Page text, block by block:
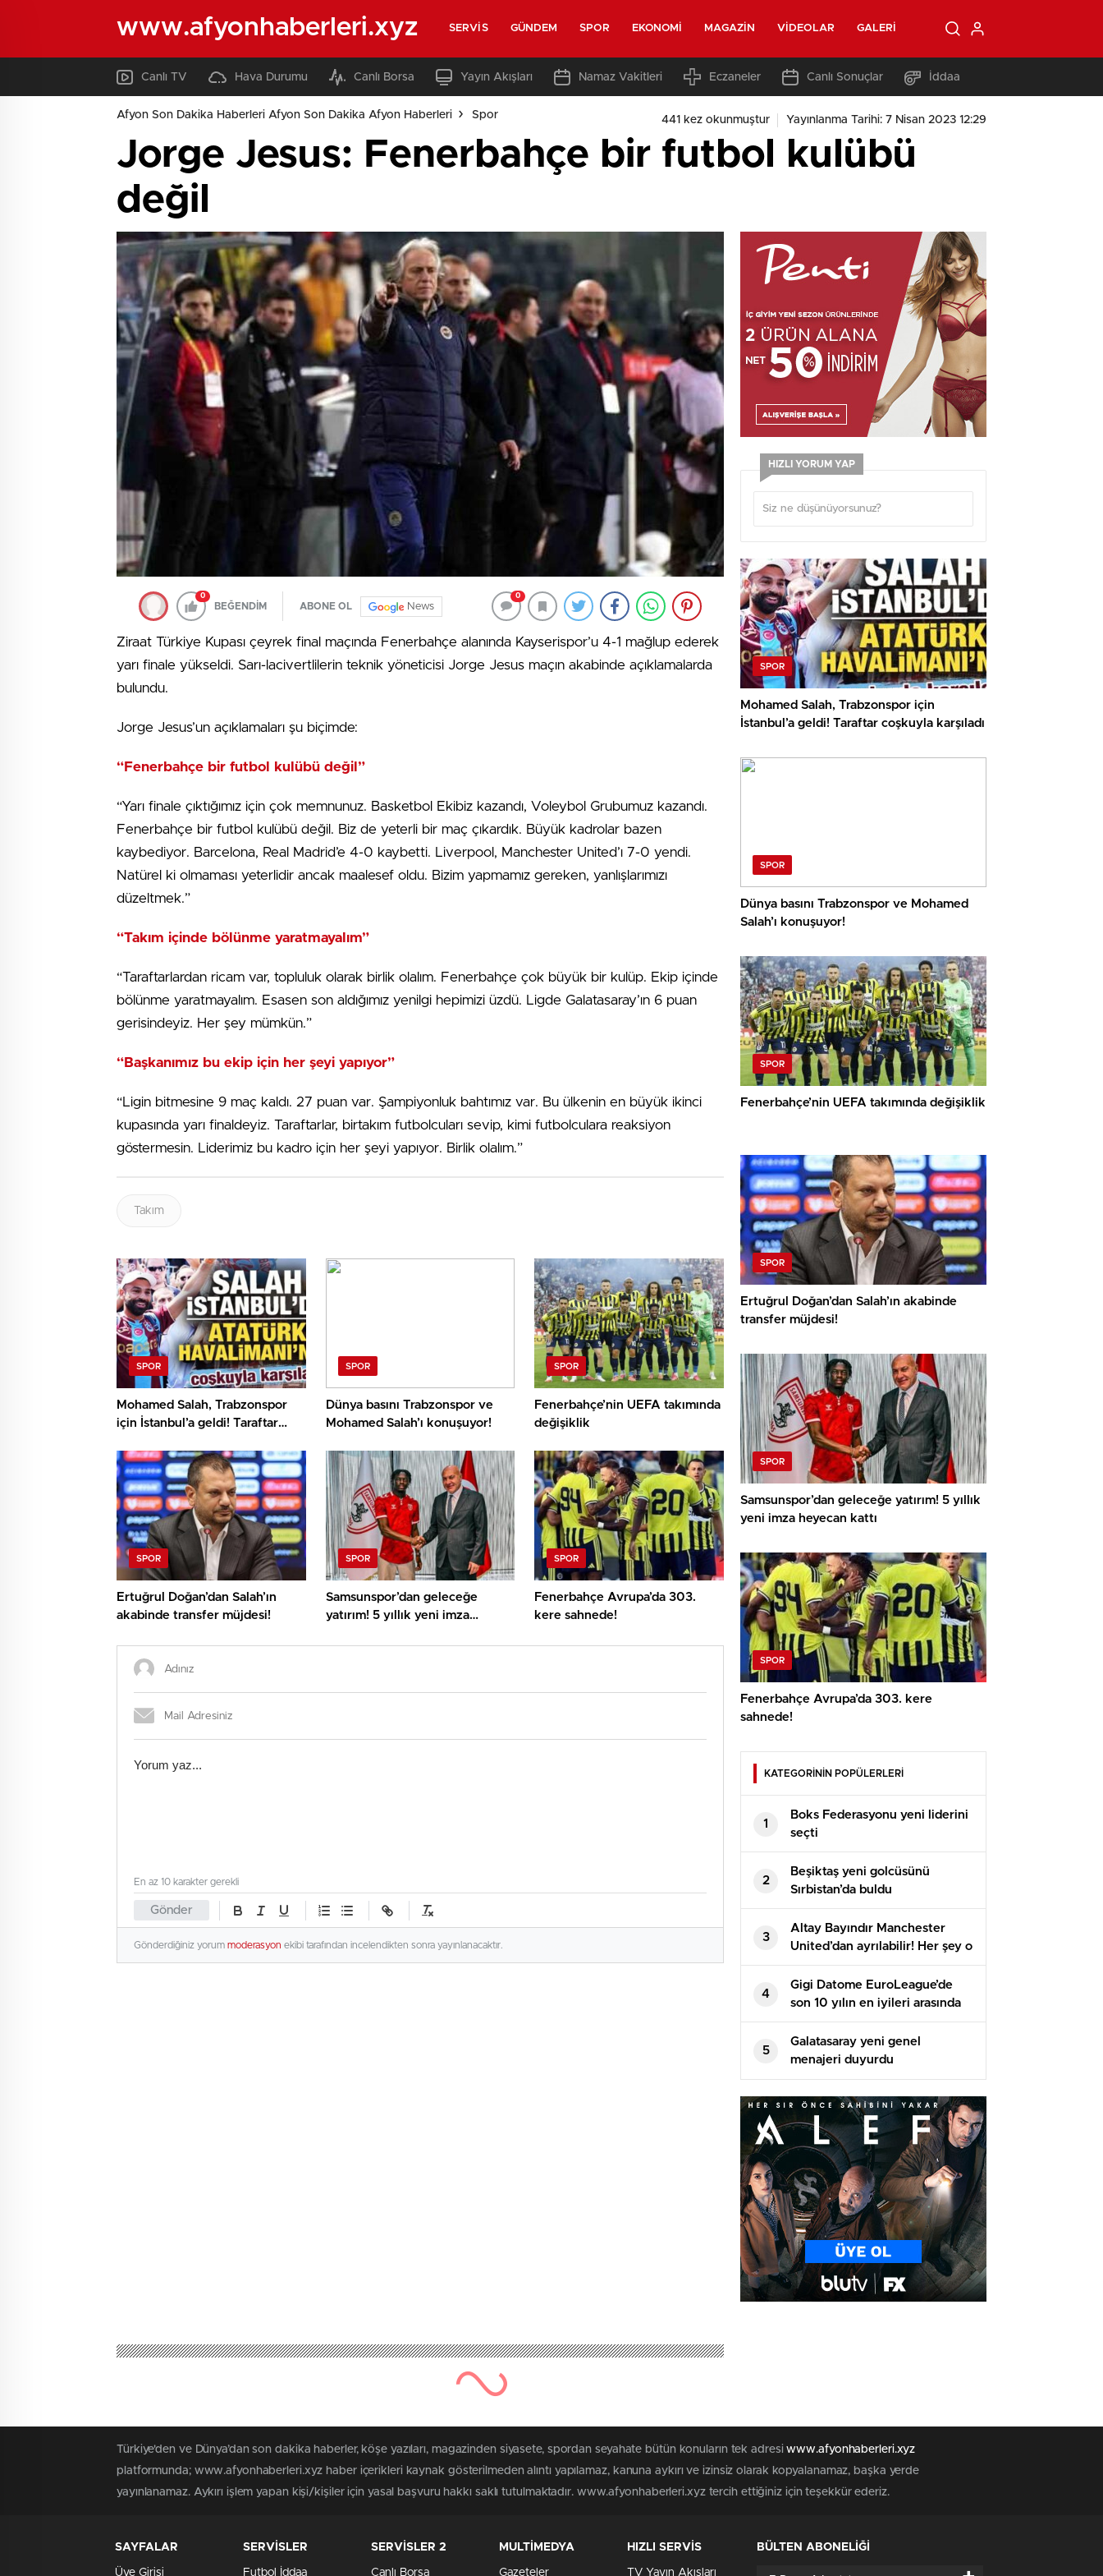
www.afyonhaberleri.xyz SERVIS GÜNDEM SPOR EKONOMI MAGAZIN VIDEOLAR GALERI
Canlı TV Hava Durumu Canlı Borsa Yayın Akışları Namaz Vakitleri Eczaneler Canlı Sonuçlar İddaa
Afyon Son Dakika Haberleri Afyon Son Dakika Afyon Haberleri Spor 441 kez okunmuştur Yayınlanma Tarihi: 7 Nisan 2023 12:29
Jorge Jesus: Fenerbahçe bir futbol kulübü
değil
0
BEĞENDİM ABONE OL News
0
Ziraat Türkiye Kupası çeyrek final maçında Fenerbahçe alanında Kayserispor’u 4-1 mağlup ederek
yarı finale yükseldi. Sarı-lacivertlilerin teknik yöneticisi Jorge Jesus maçın akabinde açıklamalarda
bulundu.
Jorge Jesus’un açıklamaları şu biçimde:
“Fenerbahçe bir futbol kulübü değil”
“Yarı finale çıktığımız için çok memnunuz. Basketbol Ekibiz kazandı, Voleybol Grubumuz kazandı.
Fenerbahçe bir futbol kulübü değil. Biz de yeterli bir maç çıkardık. Büyük kadrolar bazen
kaybediyor. Barcelona, Real Madrid’e 4-0 kaybetti. Liverpool, Manchester United’ı 7-0 yendi.
Natürel ki olmaması yeterlidir ancak maalesef oldu. Bizim yapmamız gereken, yanlışlarımızı
düzeltmek.”
“Takım içinde bölünme yaratmayalım”
“Taraftarlardan ricam var, topluluk olarak birlik olalım. Fenerbahçe çok büyük bir kulüp. Ekip içinde
bölünme yaratmayalım. Esasen son aldığımız yenilgi hepimizi üzdü. Ligde Galatasaray’ın 6 puan
gerisindeyiz. Her şey mümkün.”
“Başkanımız bu ekip için her şeyi yapıyor”
“Ligin bitmesine 9 maç kaldı. 27 puan var. Şampiyonluk bahtımız var. Bu ülkenin en büyük ikinci
kupasında yarı finaldeyiz. Taraftarlar, birtakım futbolcuları sevip, kimi futbolculara reaksiyon
göstermesin. Liderimiz bu kadro için her şeyi yapıyor. Birlik olalım.”
Takım
SPOR
Mohamed Salah, Trabzonspor
için İstanbul’a geldi! Taraftar
SPOR
Dünya basını Trabzonspor ve
Mohamed Salah’ı konuşuyor!
SPOR
Fenerbahçe’nin UEFA takımında
değişiklik
SPOR
Ertuğrul Doğan’dan Salah’ın
akabinde transfer müjdesi!
SPOR
Samsunspor’dan geleceğe
yatırım! 5 yıllık yeni imza
SPOR
Fenerbahçe Avrupa’da 303.
kere sahnede!
Gönder
En az 10 karakter gerekli
Gönderdiğiniz yorum moderasyon ekibi tarafından incelendikten sonra yayınlanacaktır.
HIZLI YORUM YAP
SPOR
Mohamed Salah, Trabzonspor için
İstanbul’a geldi! Taraftar coşkuyla karşıladı
SPOR
Dünya basını Trabzonspor ve Mohamed
Salah’ı konuşuyor!
SPOR
Fenerbahçe’nin UEFA takımında değişiklik
SPOR
Ertuğrul Doğan’dan Salah’ın akabinde
transfer müjdesi!
SPOR
Samsunspor’dan geleceğe yatırım! 5 yıllık
yeni imza heyecan kattı
SPOR
Fenerbahçe Avrupa’da 303. kere
sahnede!
KATEGORİNİN POPÜLERLERİ
1
Boks Federasyonu yeni liderini
seçti
2
Beşiktaş yeni golcüsünü
Sırbistan’da buldu
3
Altay Bayındır Manchester
United’dan ayrılabilir! Her şey o
isme bağlı…
4
Gigi Datome EuroLeague’de
son 10 yılın en iyileri arasında
5
Galatasaray yeni genel
menajeri duyurdu
Türkiye'den ve Dünya’dan son dakika haberler, köşe yazıları, magazinden siyasete, spordan seyahate bütün konuların tek adresiwww.afyonhaberleri.xyz
platformunda; www.afyonhaberleri.xyz haber içerikleri kaynak gösterilmeden alıntı yapılamaz, kanuna aykırı ve izinsiz olarak kopyalanamaz, başka yerde
yayınlanamaz. Aykırı işlem yapan kişi/kişiler için yasal başvuru hakkı saklı tutulmaktadır. www.afyonhaberleri.xyz tercih ettiğiniz için teşekkür ederiz.
SAYFALAR
Üye Girişi
SERVİSLER
Futbol İddaa
SERVİSLER 2
Canlı Borsa
MULTİMEDYA
Gazeteler
HIZLI SERVİS
TV Yayın Akışları
BÜLTEN ABONELİĞİ